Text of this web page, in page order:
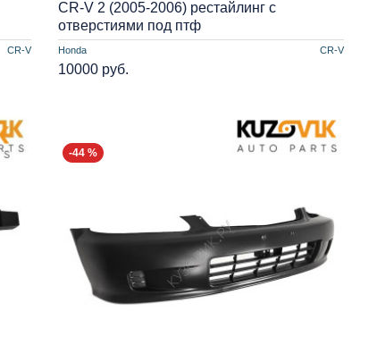
CR-V Honda CR-V
CR-V 2 (2005-2006) рестайлинг с
отверстиями под птф
10000 руб.
-44 %